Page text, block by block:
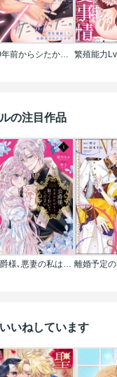
10年前からシたかった。～理性爆散した幼馴染のわからせＨ
の注目作品
公爵様､悪妻の私はもう放っておいてください
いねしています